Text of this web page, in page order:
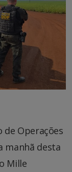
Operações
manhã desta
Mille